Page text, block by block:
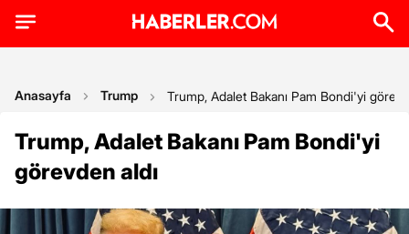
Anasayfa Trump Trump, Adalet Bakanı Pam Bondi'yi
Trump, Adalet Bakanı Pam Bondi'yi
görevden aldı